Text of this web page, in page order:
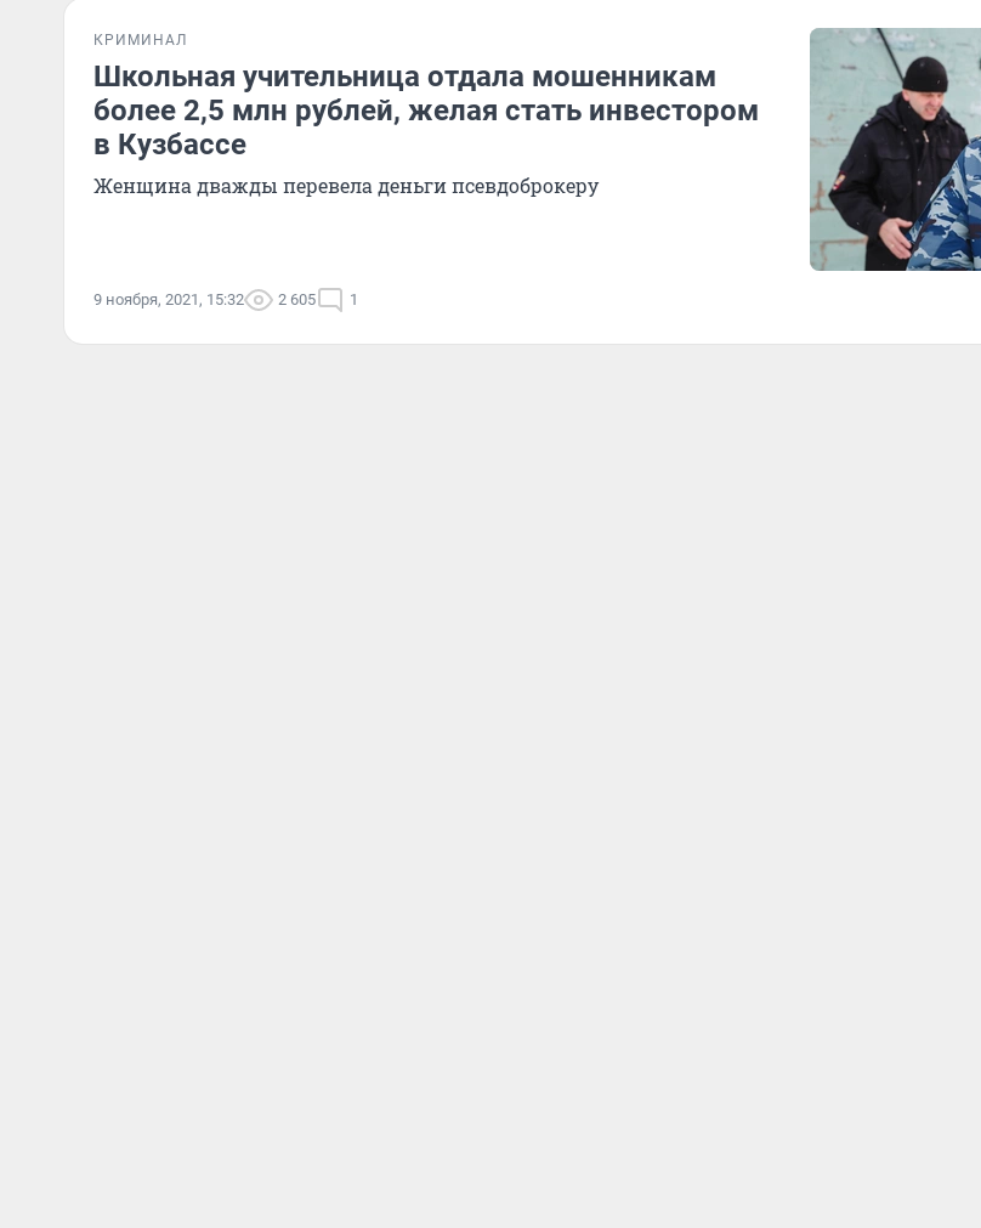
КРИМИНАЛ
Школьная учительница отдала мошенникам
более 2,5 млн рублей, желая стать инвестором
в Кузбассе
Женщина дважды перевела деньги псевдоброкеру
9 ноября, 2021, 15:32 2 605 1